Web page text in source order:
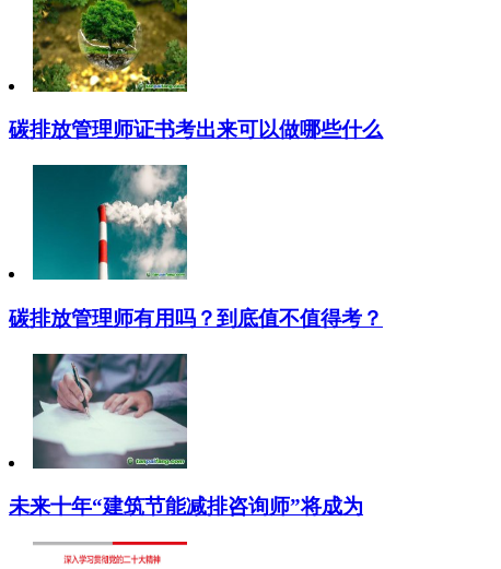
碳排放管理师证书考出来可以做哪些什么
碳排放管理师有用吗？到底值不值得考？
未来十年“建筑节能减排咨询师”将成为